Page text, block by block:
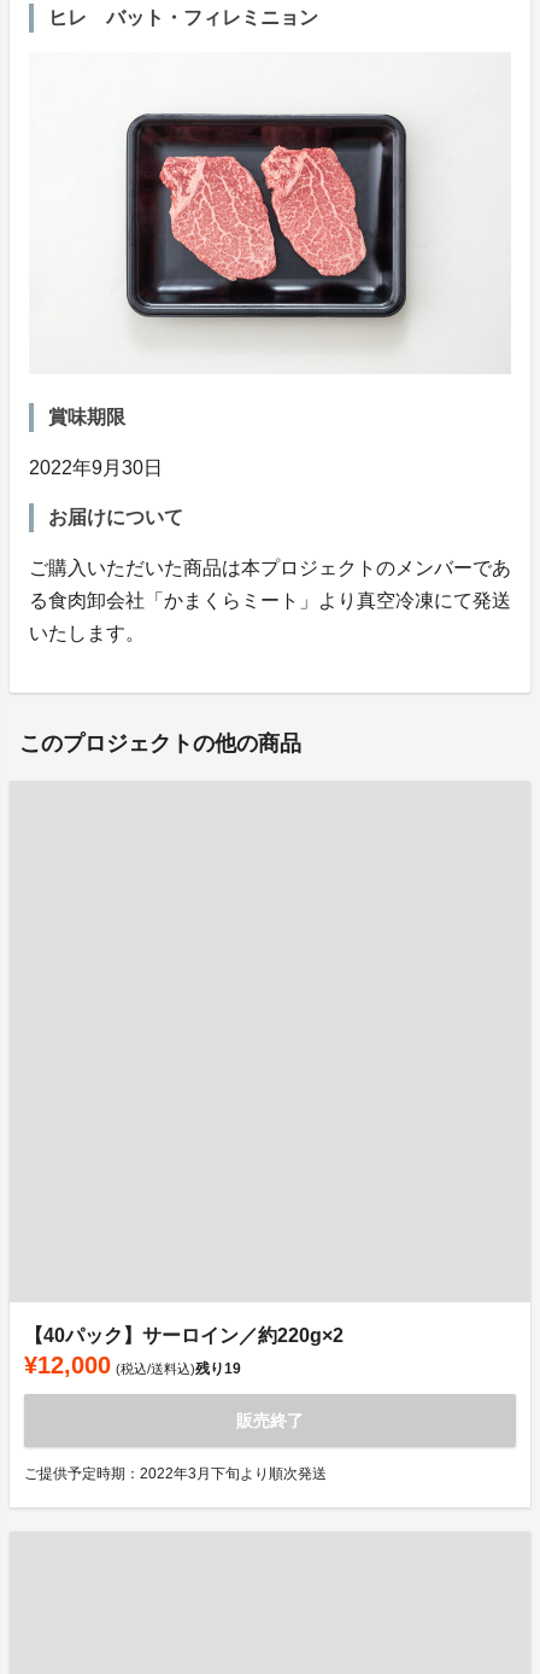
ヒレ バット・フィレミニョン
賞味期限
2022年9月30日
お届けについて
ご購入いただいた商品は本プロジェクトのメンバーであ
る食肉卸会社「かまくらミート」より真空冷凍にて発送
いたします。
このプロジェクトの他の商品
【40パック】サーロイン／約220g×2
¥12,000 (税込/送料込)残り19
販売終了
ご提供予定時期：2022年3月下旬より順次発送